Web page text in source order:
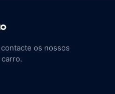
os nossos